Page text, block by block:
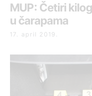
MUP: Četiri
u čarapama
17. april 2019.